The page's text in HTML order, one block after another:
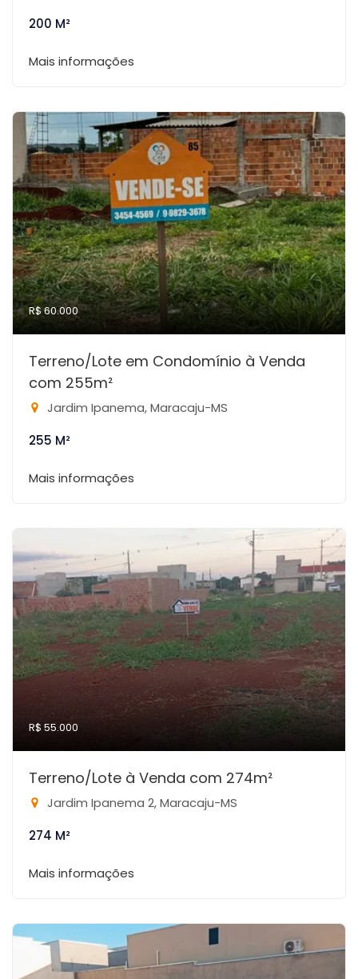
200 M²
Mais informações
R$ 60.000
Terreno/Lote em Condomínio à Venda
com 255m²
Jardim Ipanema, Maracaju-MS
255 M²
Mais informações
R$ 55.000
Terreno/Lote à Venda com 274m²
Jardim Ipanema 2, Maracaju-MS
274 M²
Mais informações